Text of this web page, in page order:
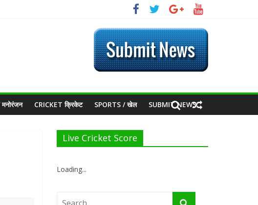
CRICKET क्रिकेट SPORTS / खेल SUBMIT NEWS
Live Cricket Score
Loading...